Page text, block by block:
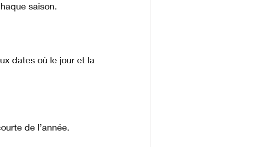
saison.
dates où le jour et la
de l’année.